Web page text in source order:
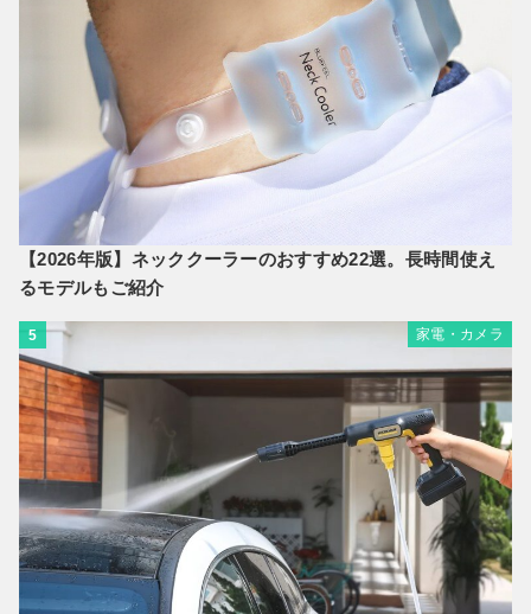
【2026年版】ネッククーラーのおすすめ22選。長時間使え
るモデルもご紹介
5 家電・カメラ